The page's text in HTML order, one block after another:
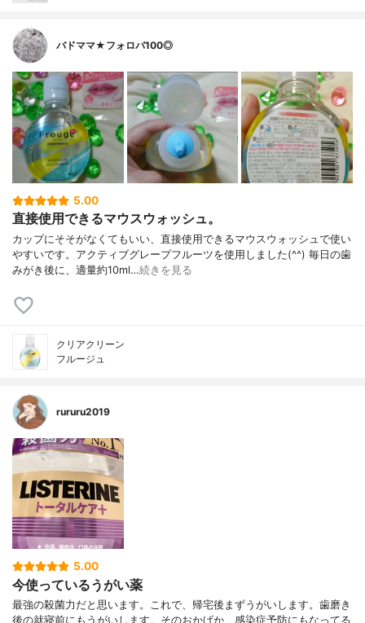
バドママ★フォロバ100◎
5.00
直接使用できるマウスウォッシュ。
カップにそそがなくてもいい、直接使用できるマウスウォッシュで使い
やすいです。アクティブグレープフルーツを使用しました(^^) 毎日の歯
みがき後に、適量約10ml…続きを見る
クリアクリーン
フルージュ
rururu2019
5.00
今使っているうがい薬
最強の殺菌力だと思います。これで、帰宅後まずうがいします。歯磨き
後の就寝前にもうがいします。そのおかげか、感染症予防にもなってる